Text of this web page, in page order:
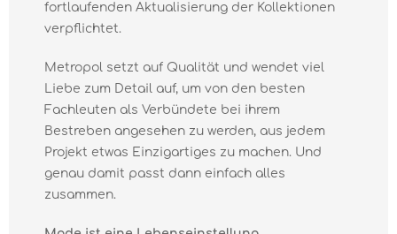
fortlaufenden Aktualisierung der Kollektionen
verpflichtet.
Metropol setzt auf Qualität und wendet viel
Liebe zum Detail auf, um von den besten
Fachleuten als Verbündete bei ihrem
Bestreben angesehen zu werden, aus jedem
Projekt etwas Einzigartiges zu machen. Und
genau damit passt dann einfach alles
zusammen.